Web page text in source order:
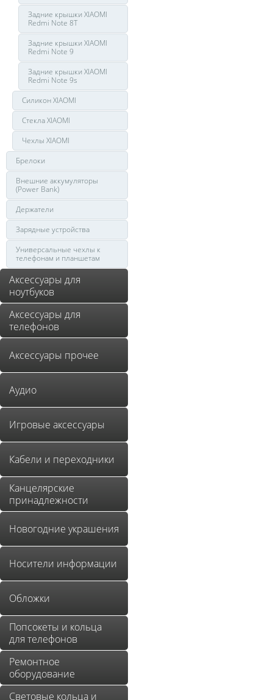
Задние крышки XIAOMI
Redmi Note 8T
Задние крышки XIAOMI
Redmi Note 9
Задние крышки XIAOMI
Redmi Note 9s
Силикон XIAOMI
Стекла XIAOMI
Чехлы XIAOMI
Брелоки
Внешние аккумуляторы
(Power Bank)
Держатели
Зарядные устройства
Универсальные чехлы к
телефонам и планшетам
Аксессуары для
ноутбуков
Аксессуары для
телефонов
Аксессуары прочее
Аудио
Игровые аксессуары
Кабели и переходники
Канцелярские
принадлежности
Новогодние украшения
Носители информации
Обложки
Попсокеты и кольца
для телефонов
Ремонтное
оборудование
Световые кольца и